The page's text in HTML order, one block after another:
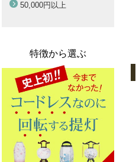
50,000円 以上
特徴から選ぶ